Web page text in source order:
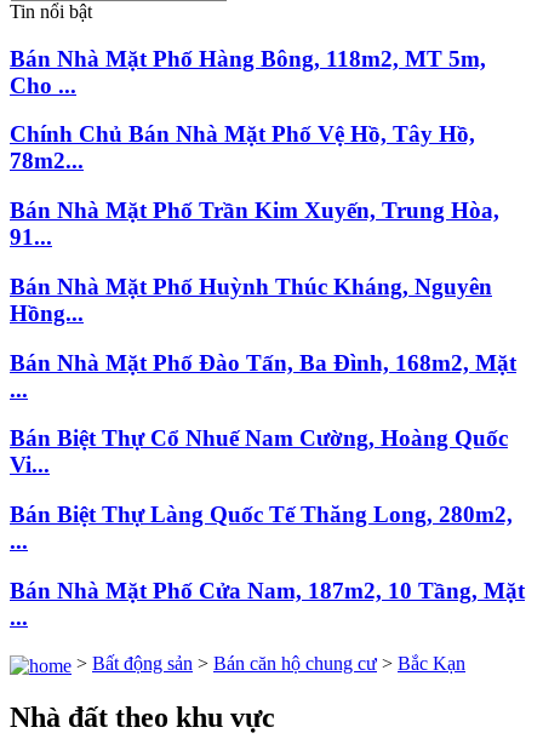
Tin nổi bật
Bán Nhà Mặt Phố Hàng Bông, 118m2, MT 5m,
Cho ...
Chính Chủ Bán Nhà Mặt Phố Vệ Hồ, Tây Hồ,
78m2...
Bán Nhà Mặt Phố Trần Kim Xuyến, Trung Hòa,
91...
Bán Nhà Mặt Phố Huỳnh Thúc Kháng, Nguyên
Hồng...
Bán Nhà Mặt Phố Đào Tấn, Ba Đình, 168m2, Mặt
...
Bán Biệt Thự Cổ Nhuế Nam Cường, Hoàng Quốc
Vi...
Bán Biệt Thự Làng Quốc Tế Thăng Long, 280m2,
...
Bán Nhà Mặt Phố Cửa Nam, 187m2, 10 Tầng, Mặt
...
> Bất động sản > Bán căn hộ chung cư > Bắc Kạn
Nhà đất theo khu vực